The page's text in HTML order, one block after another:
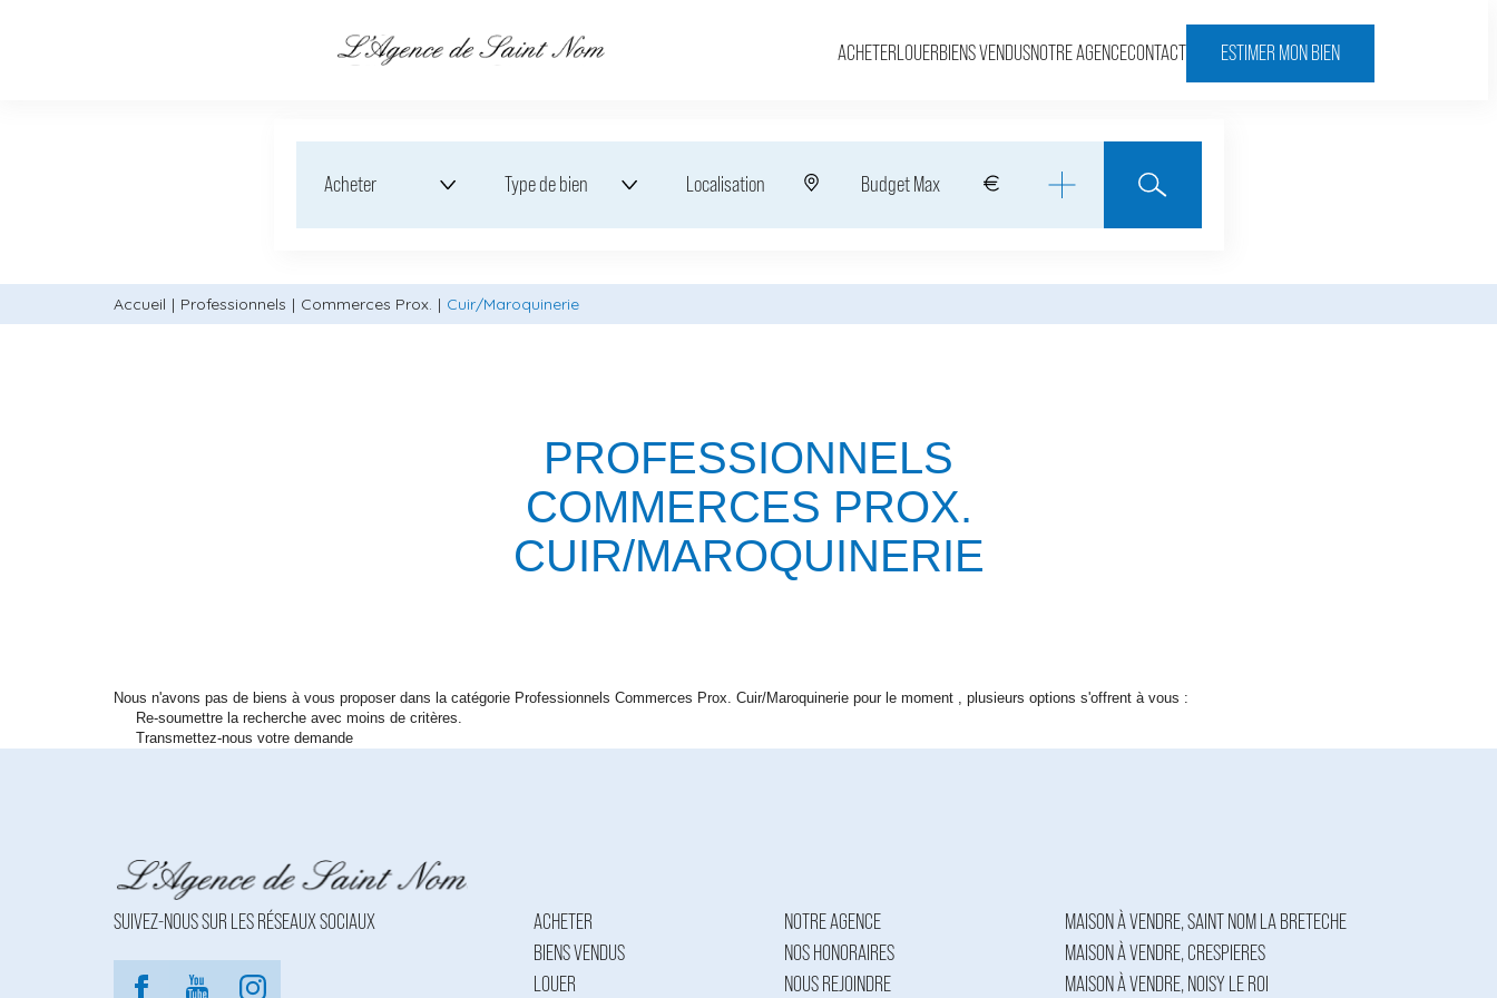
ACHETERLOUERBIENS VENDUSNOTRE AGENCECONTACT ESTIMER MON BIEN
Acheter Type de bien Localisation
Accueil Professionnels Commerces Prox. Cuir/Maroquinerie
PROFESSIONNELS
COMMERCES PROX.
CUIR/MAROQUINERIE
Nous n'avons pas de biens à vous proposer dans la catégorie Professionnels Commerces Prox. Cuir/Maroquinerie pour le moment , plusieurs options s'offrent à vous :
Re-soumettre la recherche avec moins de critères.
Transmettez-nous votre demande
SUIVEZ-NOUS SUR LES RÉSEAUX SOCIAUX
ACHETER
BIENS VENDUS
LOUER
NOTRE AGENCE
NOS HONORAIRES
NOUS REJOINDRE
MAISON À VENDRE, SAINT NOM LA BRETECHE
MAISON À VENDRE, CRESPIERES
MAISON À VENDRE, NOISY LE ROI